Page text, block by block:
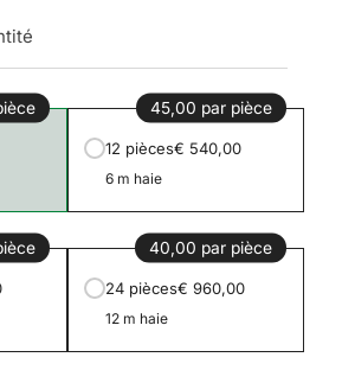
45,00 par pièce
12 pièces€ 540,00
6 m haie
40,00 par pièce
24 pièces€ 960,00
12 m haie